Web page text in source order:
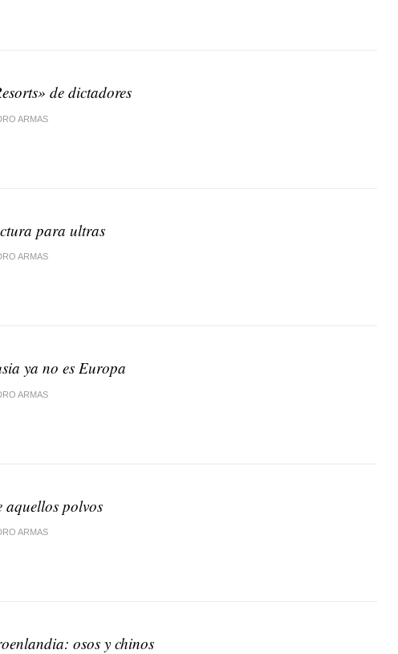
de dictadores
ARMAS
para ultras
ARMAS
ya no es Europa
ARMAS
aquellos polvos
ARMAS
osos y chinos